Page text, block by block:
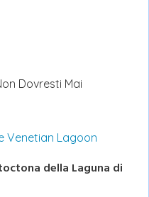
Dovresti Mai
della Laguna di